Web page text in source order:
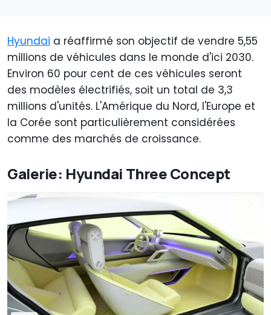
Hyundai a réaffirmé son objectif de vendre 5,55
millions de véhicules dans le monde d'ici 2030.
Environ 60 pour cent de ces véhicules seront
des modèles électrifiés, soit un total de 3,3
millions d'unités. L'Amérique du Nord, l'Europe et
la Corée sont particulièrement considérées
comme des marchés de croissance.
Galerie: Hyundai Three Concept